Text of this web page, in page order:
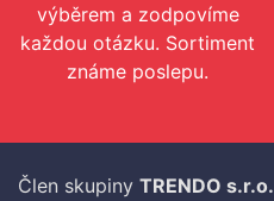
výběrem a zodpovíme
každou otázku. Sortiment
známe poslepu.
Člen skupiny TRENDO s.r.o.